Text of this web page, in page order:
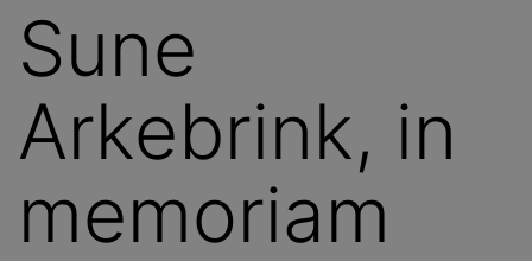
Sune
Arkebrink, in
memoriam